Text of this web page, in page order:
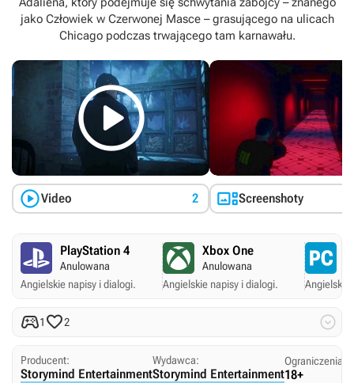
jako Człowiek w Czerwonej Masce – grasującego na ulicach
Chicago podczas trwającego tam karnawału.

Video 2 Screenshoty
PlayStation 4
Anulowana
Angielskie napisy i dialogi.
Xbox One
Anulowana
Angielskie napisy i dialogi.
Angielskie
1 2 
Producent:
Storymind Entertainment
Wydawca:
Storymind Entertainment
Ograniczenia
18+